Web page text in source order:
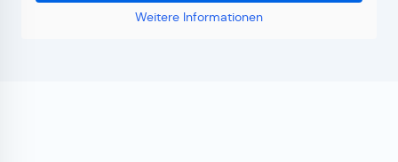
Weitere Informationen